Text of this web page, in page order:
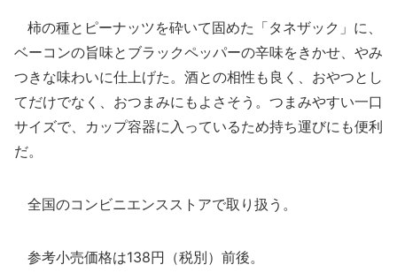
柿の種とピーナッツを砕いて固めた「タネザック」に、
ベーコンの旨味とブラックペッパーの辛味をきかせ、やみ
つきな味わいに仕上げた。酒との相性も良く、おやつとし
てだけでなく、おつまみにもよさそう。つまみやすい一口
サイズで、カップ容器に入っているため持ち運びにも便利
だ。
全国のコンビニエンスストアで取り扱う。
参考小売価格は138円（税別）前後。